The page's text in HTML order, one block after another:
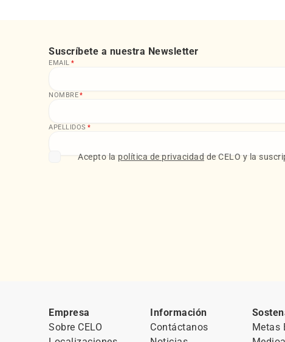
Suscríbete a nuestra Newsletter
EMAIL *
NOMBRE*
APELLIDOS *
Acepto la política de privacidad de CELO y la
Empresa
Sobre CELO
Información
Contáctanos
Metas